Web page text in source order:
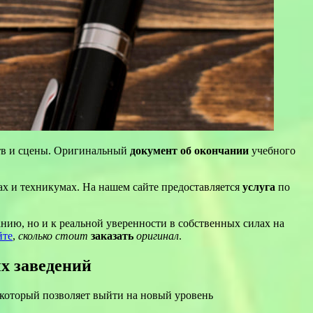
и сцены. Оригинальный документ об окончании учебного
и техникумах. На нашем сайте предоставляется услуга по
но и к реальной уверенности в собственных силах на
, сколько стоит заказать оригинал.
заведений
позволяет выйти на новый уровень